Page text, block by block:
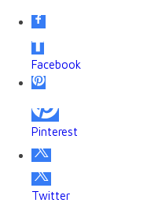
Facebook
Pinterest
Twitter